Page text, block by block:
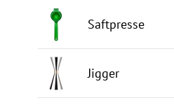
Saftpresse
Jigger